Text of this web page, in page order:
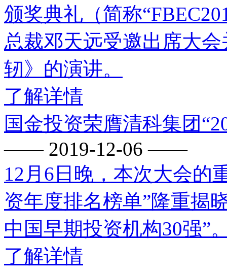
颁奖典礼（简称
总裁邓天远受邀出席大
轫》的演讲。
了解详情
国金投资荣膺清科集团
—— 2019-12-06 ——
12月6日晚，本次大会的
资年度排名榜单”隆重揭
中国早期投资机构30强”
了解详情